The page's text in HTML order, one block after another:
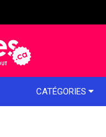
CATÉGORIES